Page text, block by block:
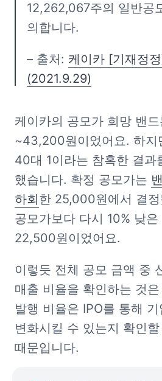
12,262,067주의 일반공
의합니다.
– 출처: 케이카 [기재정
(2021.9.29)
케이카의 공모가 희망 밴
~43,200원이었어요. 하지
40대 1이라는 참혹한 결과
했습니다. 확정 공모가는
하회한 25,000원에서 결
공모가보다 다시 10% 낮은
22,500원이었어요.
이렇듯 전체 공모 금액 중
매출 비율을 확인하는 것
발행 비율은 IPO를 통해
변화시킬 수 있는지 확인
때문입니다.